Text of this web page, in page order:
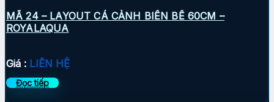
MÃ 24 – LAYOUT CÁ CẢNH BIỂN BỂ 60CM –
ROYALAQUA
Giá : LIÊN HỆ
Đọc tiếp